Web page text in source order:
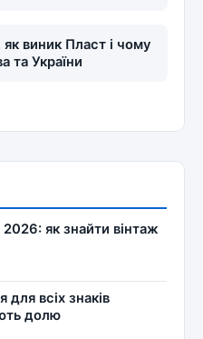
виник Пласт і чому
та України
2026: як знайти вінтаж
всіх знаків
долю